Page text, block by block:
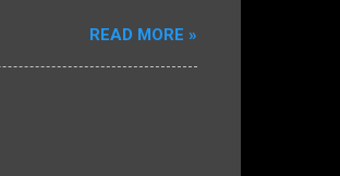
a vítima estava
e vaginal. Os pais
de mal-estar. Segundo
na segunda-feira pela
READ MORE »